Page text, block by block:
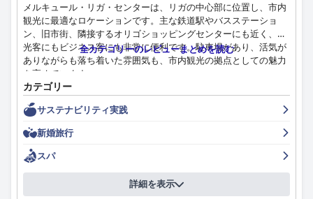
メルキュール・リガ・センターは、リガの中心部に位置し、市内
観光に最適なロケーションです。主な鉄道駅やバスステーショ
ン、旧市街、隣接するオリゴショッピングセンターにも近く、観
光客にもビジネス客にも非常に便利です。駐車場があり、活気が
ありながらも落ち着いた雰囲気も、市内観光の拠点としての魅力
を高めています。
メルキュール・リガ・センターの朝食は、新鮮なオムレツ、焼き
菓子、伝統的なラトビア料理など、バラエティに富んだ美味しい
料理が高く評価されています。特に、新鮮な塩漬けスモークサー
モンとパンケーキが人気です。特定の品目に問題があったり、朝
食会場が混雑したりすることもありますが、それでもホテルの中
でも際立った特徴となっています。夕食は概ね好評で、料理の
質、特にルームサービスが高く評価されていますが、レストラン
のサービスにばらつきがあるという報告も時折あります。
全カテゴリーのレビューまとめを読む
カテゴリー
サステナビリティ実践
新婚旅行
スパ
詳細を表示